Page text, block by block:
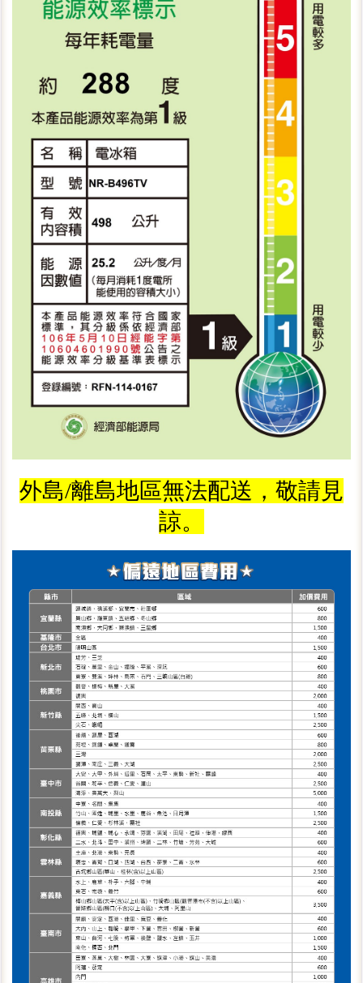
外島/離島地區無法配送，敬請見
諒。